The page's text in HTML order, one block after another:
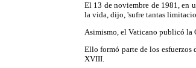
El 13 de noviembre de 1981, en
la vida, dijo, 'sufre tantas
Asimismo, el Vaticano publicó la
Ello formó parte de los esfuerzos
XVIII.